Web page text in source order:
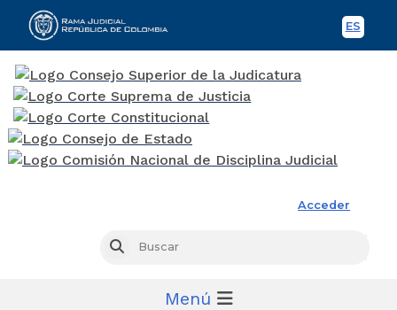
ES
Acceder
Buscar
Menú